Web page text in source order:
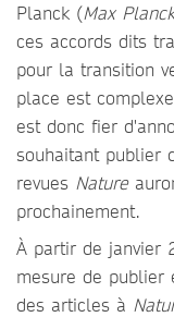
Planck (Max
ces accords dits
pour la transition
place est
est donc fier
souhaitant publier
revues Nature
prochainement.
À partir de janvier
mesure de publier
des articles à